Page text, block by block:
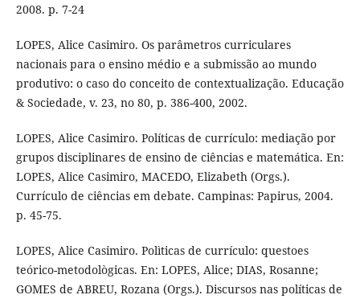
2008. p. 7-24
LOPES, Alice Casimiro. Os parâmetros curriculares
nacionais para o ensino médio e a submissão ao mundo
produtivo: o caso do conceito de contextualização. Educação
& Sociedade, v. 23, no 80, p. 386-400, 2002.
LOPES, Alice Casimiro. Políticas de currículo: mediação por
grupos disciplinares de ensino de ciências e matemática. En:
LOPES, Alice Casimiro, MACEDO, Elizabeth (Orgs.).
Currículo de ciências em debate. Campinas: Papirus, 2004.
p. 45-75.
LOPES, Alice Casimiro. Polìticas de currículo: questoes
teórico-metodològicas. En: LOPES, Alice; DIAS, Rosanne;
GOMES de ABREU, Rozana (Orgs.). Discursos nas políticas de